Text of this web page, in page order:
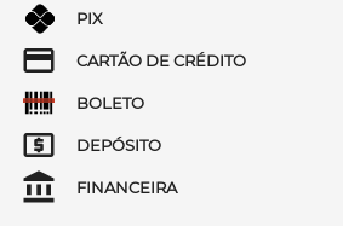
PIX
CARTÃO DE CRÉDITO
BOLETO
DEPÓSITO
FINANCEIRA